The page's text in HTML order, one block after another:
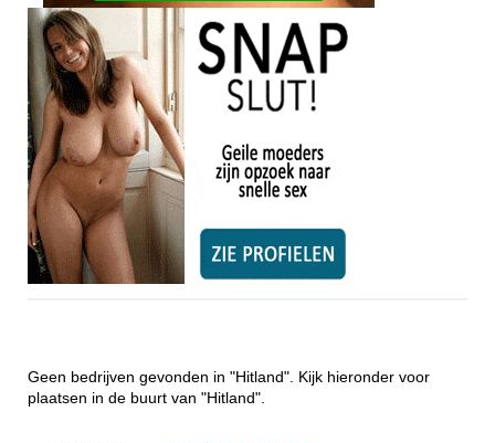
Geen bedrijven gevonden in "Hitland". Kijk hieronder voor
plaatsen in de buurt van "Hitland".